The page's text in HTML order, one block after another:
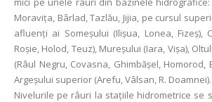
Moraviţa, Bârlad, Tazlău, Jijia, pe cursul
afluenți ai Someșului (Ilișua, Lonea, Fizeș),
Roșie, Holod, Teuz), Mureșului (Iara, Vișa),
(Râul Negru, Covasna, Ghimbăşel, Homorod,
Argeşului superior (Arefu, Vâlsan, R. Doamnei).
Nivelurile pe râuri la stațiile hidrometrice se